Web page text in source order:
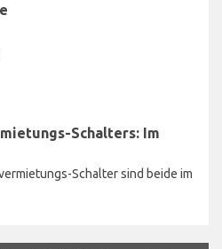
Schalters: Im
Schalter sind beide im